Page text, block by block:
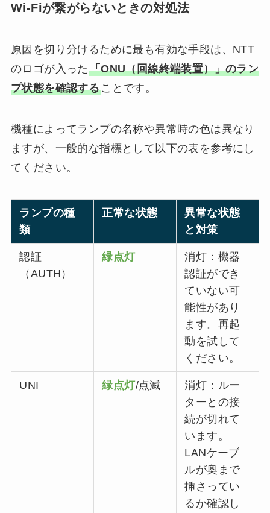
Wi-Fiが繋がらないときの対処法
原因を切り分けるために最も有効な手段は、NTT
のロゴが入った 「ONU（回線終端装置）」のラン
プ状態を確認することです。
機種によってランプの名称や異常時の色は異なり
ますが、一般的な指標として以下の表を参考にし
てください。
ランプの種
類
正常な状態
異常な状態
と対策
認証
（AUTH）
緑点灯
消灯：機器
認証ができ
ていない可
能性があり
ます。再起
動を試して
ください。
UNI 緑点灯/点滅
消灯：ルー
ターとの接
続が切れて
います。
LANケーブ
ルが奥まで
挿さってい
るか確認し